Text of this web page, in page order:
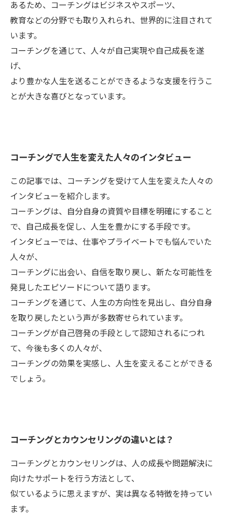
あるため、コーチングはビジネスやスポーツ、
教育などの分野でも取り入れられ、世界的に注目されて
います。
コーチングを通じて、人々が自己実現や自己成長を遂
げ、
より豊かな人生を送ることができるような支援を行うこ
とが大きな喜びとなっています。
コーチングで人生を変えた人々のインタビュー
この記事では、コーチングを受けて人生を変えた人々の
インタビューを紹介します。
コーチングは、自分自身の資質や目標を明確にすること
で、自己成長を促し、人生を豊かにする手段です。
インタビューでは、仕事やプライベートでも悩んでいた
人々が、
コーチングに出会い、自信を取り戻し、新たな可能性を
発見したエピソードについて語ります。
コーチングを通じて、人生の方向性を見出し、自分自身
を取り戻したという声が多数寄せられています。
コーチングが自己啓発の手段として認知されるにつれ
て、今後も多くの人々が、
コーチングの効果を実感し、人生を変えることができる
でしょう。
コーチングとカウンセリングの違いとは？
コーチングとカウンセリングは、人の成長や問題解決に
向けたサポートを行う方法として、
似ているように思えますが、実は異なる特徴を持ってい
ます。